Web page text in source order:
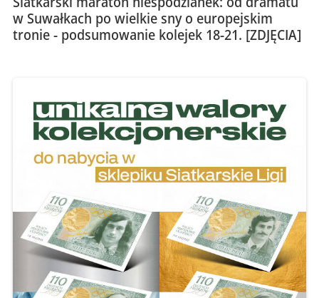
w Suwałkach po wielkie sny o europejskim
tronie - podsumowanie kolejek 18-21. [ZDJĘCIA]